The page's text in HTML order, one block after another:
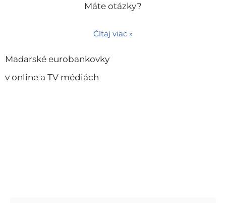
Máte otázky?
Čítaj viac »
Maďarské eurobankovky
v online a TV médiách